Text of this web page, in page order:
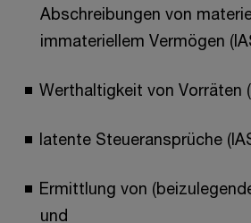
Abschreibungen von
immateriellem Vermögen
Werthaltigkeit von Vorräten
latente Steueransprüche
Ermittlung von
und